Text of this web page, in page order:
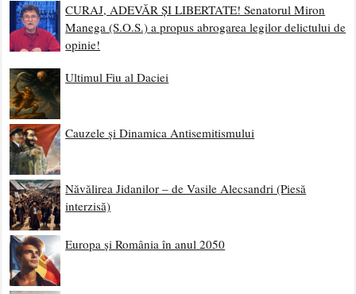
CURAJ, ADEVĂR ȘI LIBERTATE! Senatorul Miron
Manega (S.O.S.) a propus abrogarea legilor delictului de
opinie!
Ultimul Fiu al Daciei
Cauzele și Dinamica Antisemitismului
Năvălirea Jidanilor – de Vasile Alecsandri (Piesă
interzisă)
Europa și România în anul 2050